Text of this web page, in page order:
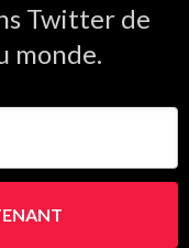
Twitter de
monde.